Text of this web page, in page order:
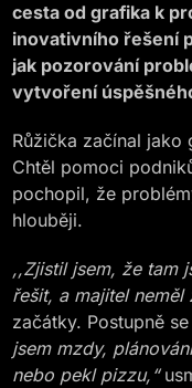
cesta od grafika k
inovativního řešení
jak pozorování
vytvoření
Růžička začínal jako
Chtěl pomoci
pochopil, že
hlouběji.
,,Zjistil jsem, že tam
řešit, a majitel neměl
začátky. Postupně
jsem mzdy,
nebo pekl pizzu,“